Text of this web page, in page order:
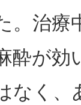
。治療
酔が効
なく、